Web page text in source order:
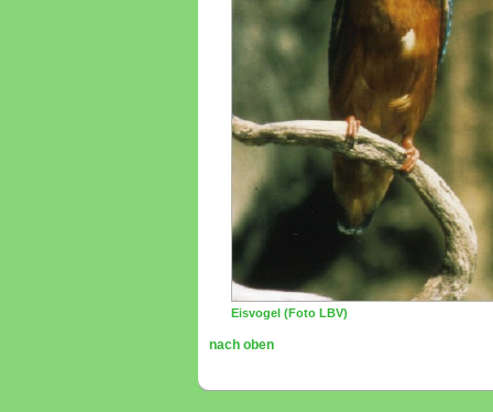
Eisvogel (Foto LBV)
nach oben